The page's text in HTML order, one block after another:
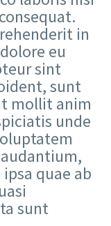
in
eu
sint
sunt
mollit anim
unde
quae ab
sunt